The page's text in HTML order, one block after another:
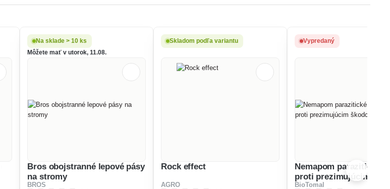
Na sklade > 10 ks
Môžete mať v utorok, 11.08.
Bros obojstranné lepové pásy
na stromy
BROS
Skladom podľa variantu
Rock effect
AGRO
Vypredaný
Nemapom parazitické
proti prezimujúcim
BioTomal